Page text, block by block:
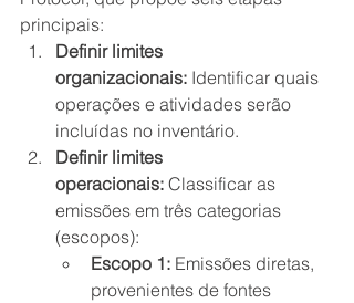
principais:
Definir limites
organizacionais: Identificar quais
operações e atividades serão
incluídas no inventário.
Definir limites
operacionais: Classificar as
emissões em três categorias
(escopos):
Escopo 1: Emissões diretas,
provenientes de fontes